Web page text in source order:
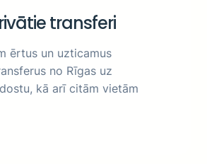
transferi
ērtus un uzticamus
no Rīgas uz
kā arī citām vietām